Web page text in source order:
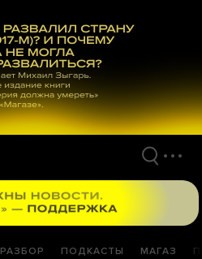
РАЗБОР ПОДКАСТЫ МАГАЗ